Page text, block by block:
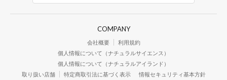
COMPANY
会社概要
利用規約
個人情報について（ナチュラルサイエンス）
個人情報について（ナチュラルアイランド）
取り扱い店舗
特定商取引法に基づく表示 情報セキュリティ基本方針